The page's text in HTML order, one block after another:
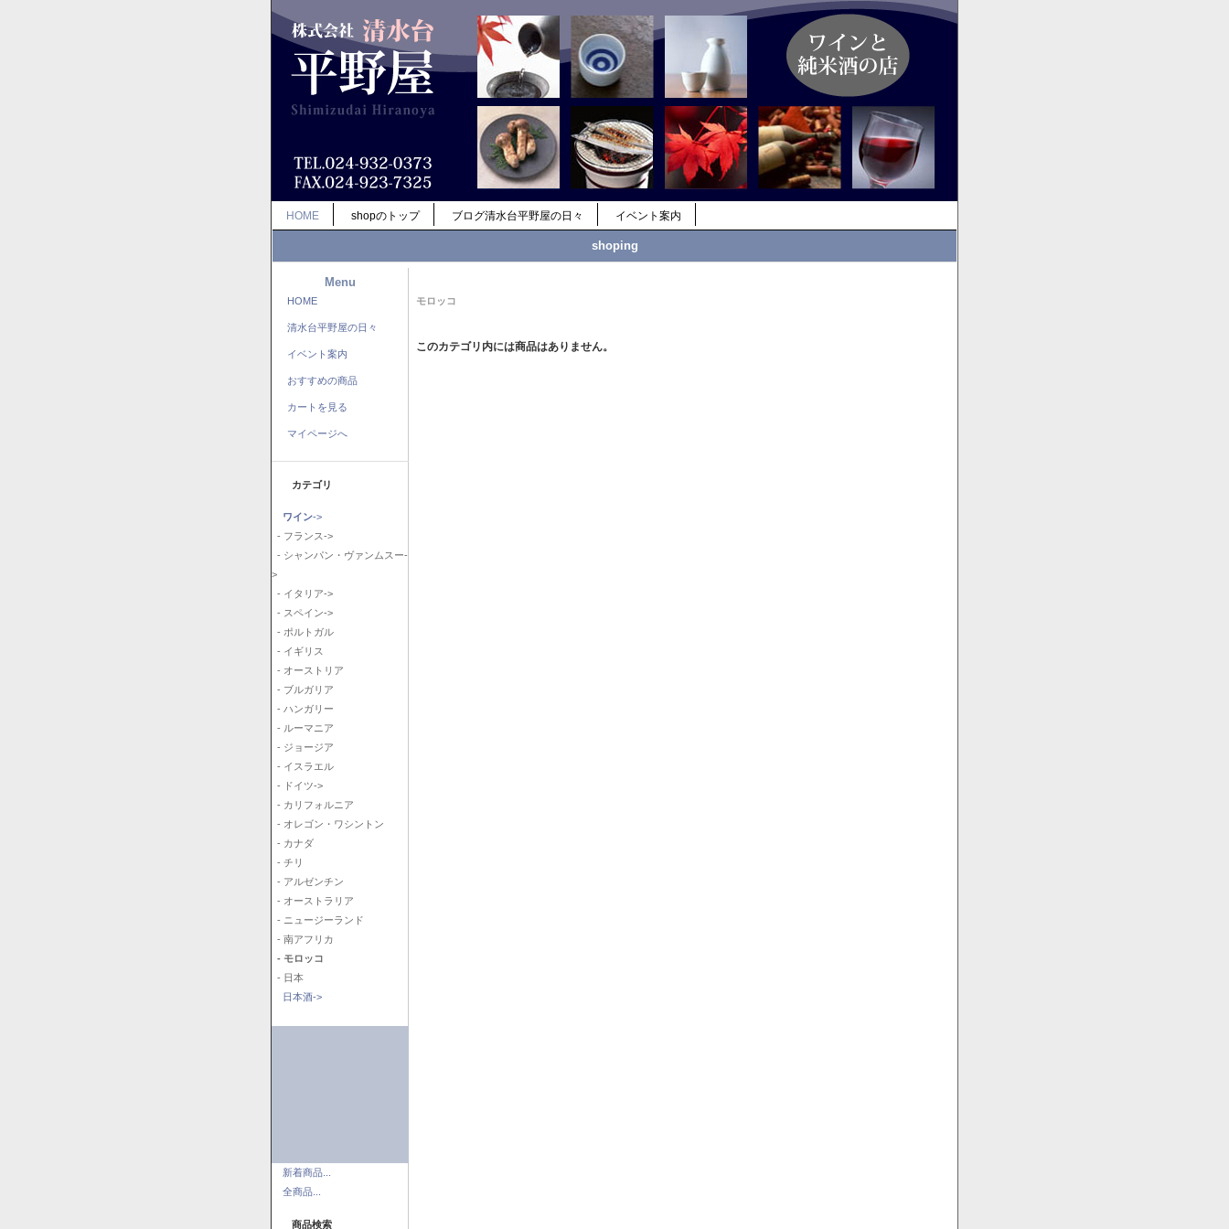
HOME shopのトップ ブログ清水台平野屋の日々 イベント案内
shoping
Menu
HOME
清水台平野屋の日々
イベント案内
おすすめの商品
カートを見る
マイページへ
カテゴリ
ワイン->
- フランス->
- シャンパン・ヴァンムスー-
>
- イタリア->
- スペイン->
- ポルトガル
- イギリス
- オーストリア
- ブルガリア
- ハンガリー
- ルーマニア
- ジョージア
- イスラエル
- ドイツ->
- カリフォルニア
- オレゴン・ワシントン
- カナダ
- チリ
- アルゼンチン
- オーストラリア
- ニュージーランド
- 南アフリカ
- モロッコ
- 日本
日本酒->
新着商品...
全商品...
商品検索
モロッコ
このカテゴリ内には商品はありません。